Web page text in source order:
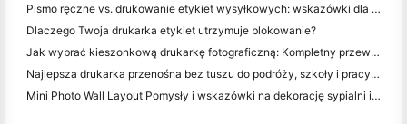
Pismo ręczne vs. drukowanie etykiet wysyłkowych: wskazówki dla małych firm w 2026 roku
Dlaczego Twoja drukarka etykiet utrzymuje blokowanie?
Jak wybrać kieszonkową drukarkę fotograficzną: Kompletny przewodnik dla użytkowników dziennikarstwa, podróży i iPhone'a
Najlepsza drukarka przenośna bez tuszu do podróży, szkoły i pracy mobilnej: Hanin MT620 Pro Review
Mini Photo Wall Layout Pomysły i wskazówki na dekorację sypialni i dormitorium